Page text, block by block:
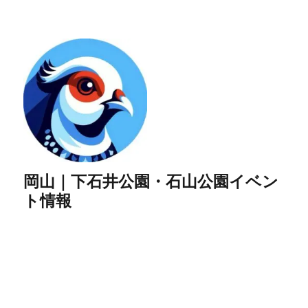
岡山｜下石井公園・石山公園イベン
ト情報